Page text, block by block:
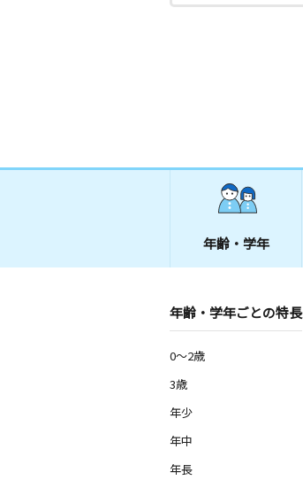
年齢・学年
年齢・学年ごとの特長
0～2歳
3歳
年少
年中
年長